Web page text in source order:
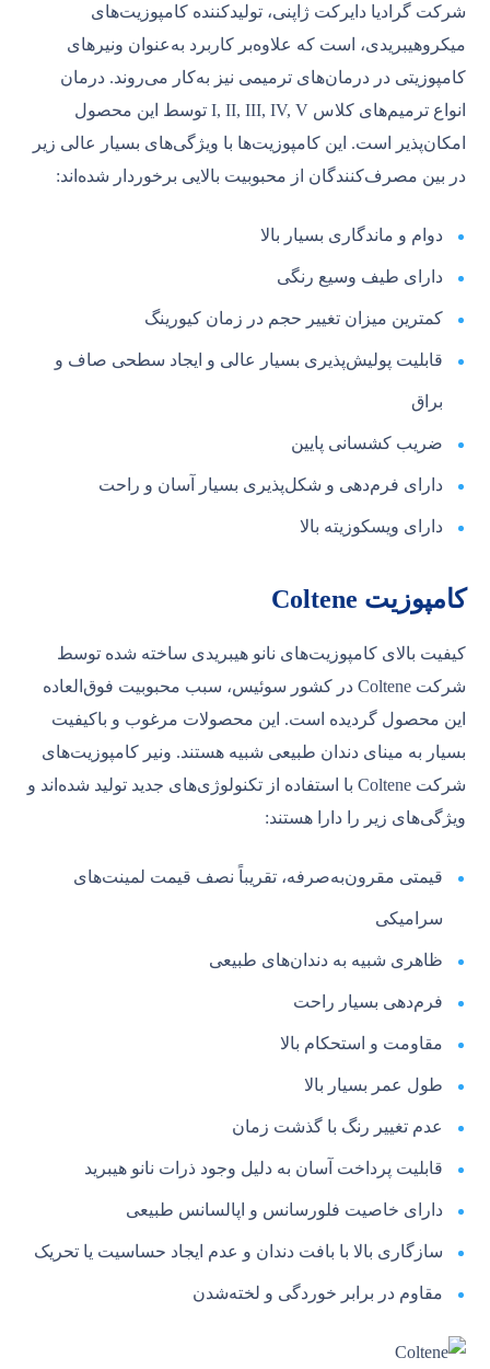
شرکت گرادیا دایرکت ژاپنی، تولیدکننده کامپوزیت‌های
میکروهیبریدی، است که علاوه‌بر کاربرد به‌عنوان ونیرهای
کامپوزیتی در درمان‌های ترمیمی نیز به‌کار می‌روند. درمان
انواع ترمیم‌های کلاس I, II, III, IV, V توسط این محصول
امکان‌پذیر است. این کامپوزیت‌ها با ویژگی‌های بسیار عالی زیر
در بین مصرف‌کنندگان از محبوبیت بالایی برخوردار شده‌اند:
دوام و ماندگاری بسیار بالا
دارای طیف وسیع رنگی
کمترین میزان تغییر حجم در زمان کیورینگ
قابلیت پولیش‌پذیری بسیار عالی و ایجاد سطحی صاف و
براق
ضریب کشسانی پایین
دارای فرم‌دهی و شکل‌پذیری بسیار آسان و راحت
دارای ویسکوزیته بالا
کامپوزیت Coltene
کیفیت بالای کامپوزیت‌های نانو هیبریدی ساخته شده توسط
شرکت Coltene در کشور سوئیس، سبب محبوبیت فوق‌العاده
این محصول گردیده است. این محصولات مرغوب و باکیفیت
بسیار به مینای دندان طبیعی شبیه هستند. ونیر کامپوزیت‌های
شرکت Coltene با استفاده از تکنولوژی‌های جدید تولید شده‌اند و
ویژگی‌های زیر را دارا هستند:
قیمتی مقرون‌به‌صرفه، تقریباً نصف قیمت لمینت‌های
سرامیکی
ظاهری شبیه به دندان‌های طبیعی
فرم‌دهی بسیار راحت
مقاومت و استحکام بالا
طول عمر بسیار بالا
عدم تغییر رنگ با گذشت زمان
قابلیت پرداخت آسان به دلیل وجود ذرات نانو هیبرید
دارای خاصیت فلورسانس و اپالسانس طبیعی
سازگاری بالا با بافت دندان و عدم ایجاد حساسیت یا تحریک
مقاوم در برابر خوردگی و لخته‌شدن